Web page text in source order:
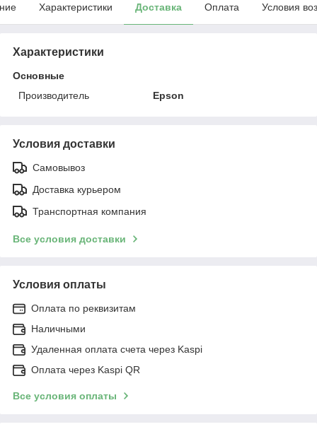
Характеристики Доставка Оплата Условия
Характеристики
Основные
Производитель
Epson
Условия доставки
Самовывоз
Доставка курьером
Транспортная компания
Все условия доставки
Условия оплаты
Оплата по реквизитам
Наличными
Удаленная оплата счета через Kaspi
Оплата через Kaspi QR
Все условия оплаты